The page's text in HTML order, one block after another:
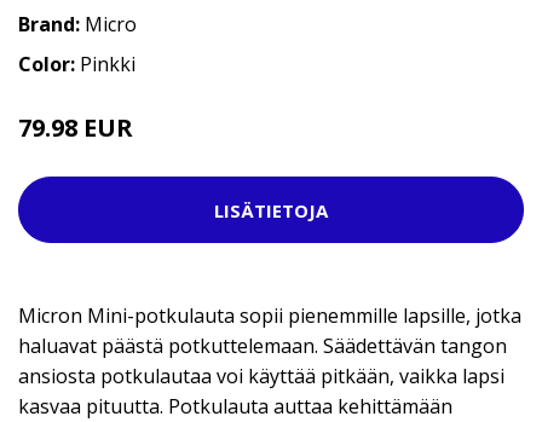
Brand: Micro
Color: Pinkki
79.98 EUR
LISÄTIETOJA
Micron Mini-potkulauta sopii pienemmille lapsille, jotka
haluavat päästä potkuttelemaan. Säädettävän tangon
ansiosta potkulautaa voi käyttää pitkään, vaikka lapsi
kasvaa pituutta. Potkulauta auttaa kehittämään